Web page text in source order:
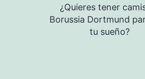
¿Quieres tener
Borussia Dortmund
tu sueño?